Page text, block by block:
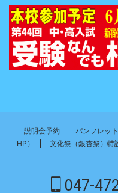
説明会予約 パンフレット
HP）
文化祭（銀杏祭）特
047-